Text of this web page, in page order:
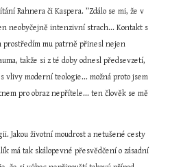
Rahnera či Kaspera. ”Zdálo se mi, že v
neobyčejně intenzivní strach... Kontakt s
mu patrně přinesl nejen
takže si z té doby odnesl předsevzetí,
vlivy moderní teologie... možná proto jsem
pro obraz nepřítele... ten člověk se mě
Jakou životní moudrost a netušené cesty
má tak skálopevné přesvědčení o zásadní